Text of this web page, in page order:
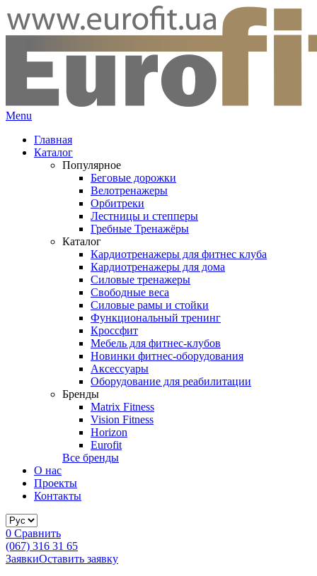
Menu
Главная
Каталог
Популярное
Беговые дорожки
Велотренажеры
Орбитреки
Лестницы и степперы
Гребные Тренажёры
Каталог
Кардиотренажеры для фитнес клуба
Кардиотренажеры для дома
Силовые тренажеры
Свободные веса
Силовые рамы и стойки
Функциональный тренинг
Кроссфит
Мебель для фитнес-клубов
Новинки фитнес-оборудования
Аксессуары
Оборудование для реабилитации
Бренды
Matrix Fitness
Vision Fitness
Horizon
Eurofit
Все бренды
О нас
Проекты
Контакты
0 Сравнить
(067) 316 31 65
ЗаявкиОставить заявку